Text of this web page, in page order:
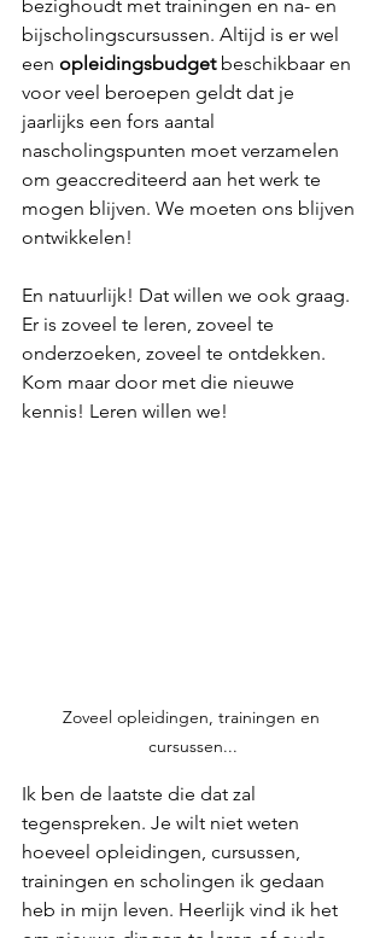
bezighoudt met trainingen en na- en
bijscholingscursussen. Altijd is er wel
een opleidingsbudget beschikbaar en
voor veel beroepen geldt dat je
jaarlijks een fors aantal
nascholingspunten moet verzamelen
om geaccrediteerd aan het werk te
mogen blijven. We moeten ons blijven
ontwikkelen!
En natuurlijk! Dat willen we ook graag.
Er is zoveel te leren, zoveel te
onderzoeken, zoveel te ontdekken.
Kom maar door met die nieuwe
kennis! Leren willen we!
Zoveel opleidingen, trainingen en
cursussen...
Ik ben de laatste die dat zal
tegenspreken. Je wilt niet weten
hoeveel opleidingen, cursussen,
trainingen en scholingen ik gedaan
heb in mijn leven. Heerlijk vind ik het